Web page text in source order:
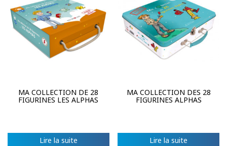
MA COLLECTION DE 28
FIGURINES LES ALPHAS
Lire la suite
MA COLLECTION DES 28
FIGURINES ALPHAS
Lire la suite